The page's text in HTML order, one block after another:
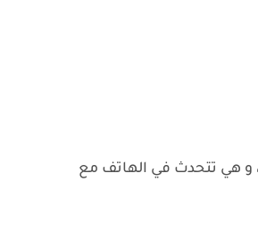
و هي تتحدث في الهاتف مع